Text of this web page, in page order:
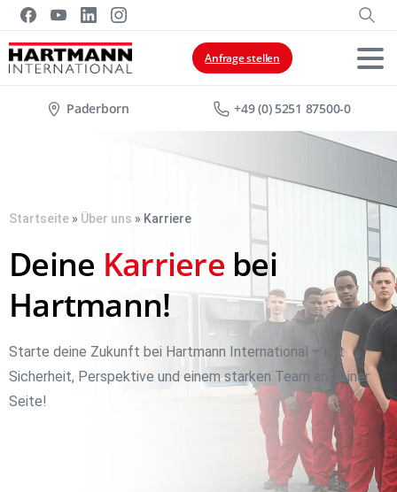
Anfrage stellen
Paderborn +49 (0) 5251 87500-0
Startseite » Über uns » Karriere
Karriere
Starte deine Zukunft bei Hartmann International – mit
Sicherheit, Perspektive und einem starken Team an deiner
Seite!